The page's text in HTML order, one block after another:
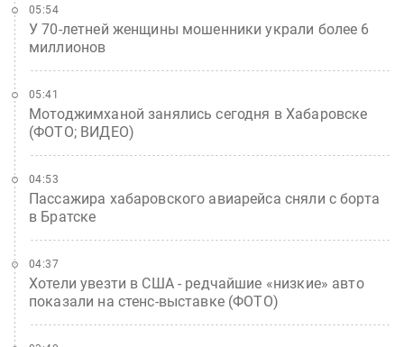
У 70-летней женщины мошенники украли более 6
миллионов
05:54
Мотоджимханой занялись сегодня в Хабаровске
(ФОТО; ВИДЕО)
05:41
Пассажира хабаровского авиарейса сняли с борта
в Братске
04:53
Хотели увезти в США - редчайшие «низкие» авто
показали на стенс-выставке (ФОТО)
04:37